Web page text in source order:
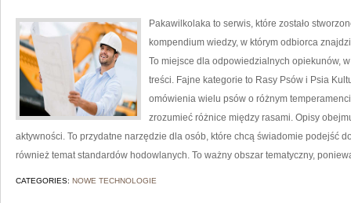
Pakawilkolaka to serwis, które zostało
kompendium wiedzy, w którym odbiorca
To miejsce dla odpowiedzialnych opiekunów,
treści. Fajne kategorie to Rasy Psów i Psia
omówienia wielu psów o różnym
zrozumieć różnice między rasami. Opisy
aktywności. To przydatne narzędzie dla osób, które chcą świadomie podejść
również temat standardów hodowlanych. To ważny obszar tematyczny,
CATEGORIES: NOWE TECHNOLOGIE